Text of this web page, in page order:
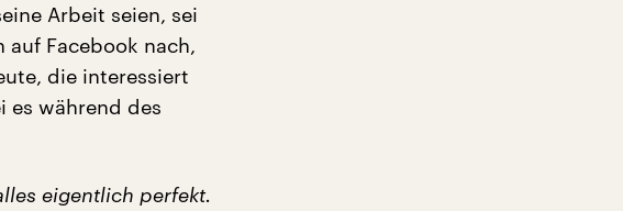
Arbeit seien, sei
auf Facebook nach,
die interessiert
es während des
eigentlich perfekt.